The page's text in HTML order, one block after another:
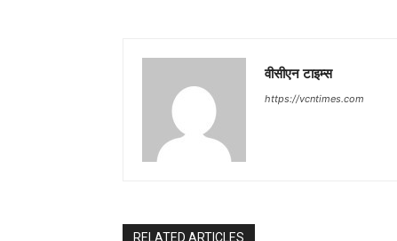
वीसीएन टाइम्स
https://vcntimes.com
RELATED ARTICLES